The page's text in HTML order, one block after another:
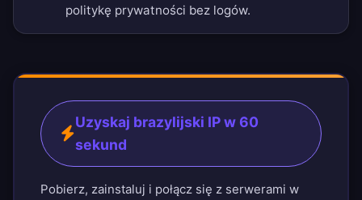
politykę prywatności bez logów.
Uzyskaj brazylijski IP w 60
sekund
Pobierz, zainstaluj i połącz się z serwerami w